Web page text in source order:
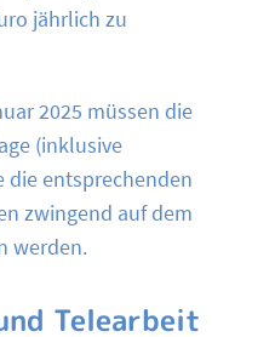
jährlich zu
2025 müssen die
(inklusive
die entsprechenden
zwingend auf dem
werden.
Telearbeit